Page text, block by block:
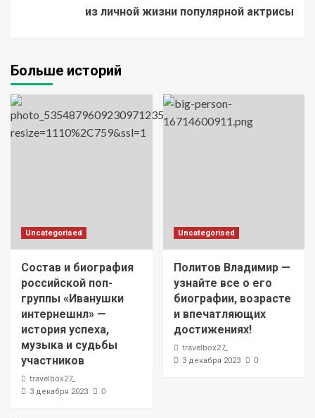
из личной жизни популярной актрисы
Больше историй
Uncategorised
Состав и биография
российской поп-
группы «Иванушки
интернешнл» —
история успеха,
музыка и судьбы
участников
travelbox27_
3 декабря 2023 0
Uncategorised
Политов Владимир —
узнайте все о его
биографии, возрасте
и впечатляющих
достижениях!
travelbox27_
3 декабря 2023 0